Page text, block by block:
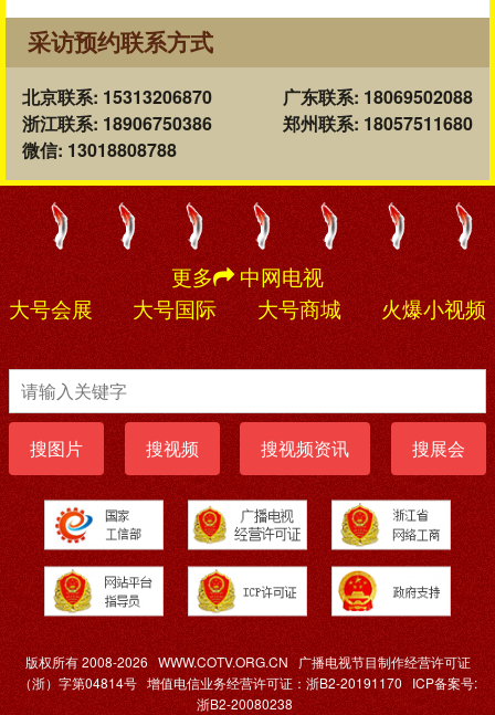
采访预约联系方式
北京联系: 15313206870
广东联系: 18069502088
浙江联系: 18906750386
郑州联系: 18057511680
微信: 13018808788
更多
中网电视
大号会展
大号国际 大号商城 火爆小视频
搜图片 搜视频 搜视频资讯 搜展会
版权所有 2008-2026 WWW.COTV.ORG.CN
广播电视节目制作经营许可证
（浙）字第04814号 增值电信业务经营许可证：浙B2-20191170 ICP备案号:
浙B2-20080238